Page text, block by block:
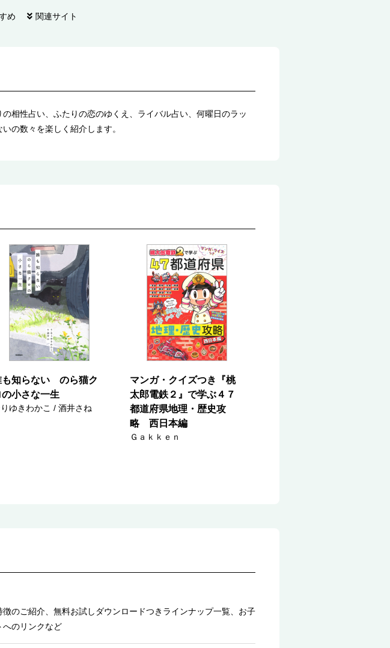
め 関連サイト
相性占い、ふたりの恋のゆくえ、ライバル占い、何曜日のラッ
の数々を楽しく紹介します。
も知らない のら猫ク
の小さな一生
ゆきわかこ / 酒井さね
マンガ・クイズつき『桃
太郎電鉄２』で学ぶ４７
都道府県地理・歴史攻
略 西日本編
Ｇａｋｋｅｎ
のご紹介、無料お試しダウンロードつきラインナップ一覧、お子
へのリンクなど